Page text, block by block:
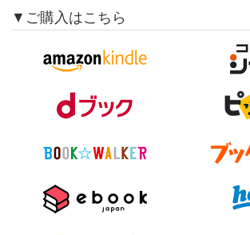
▼ご購入はこちら